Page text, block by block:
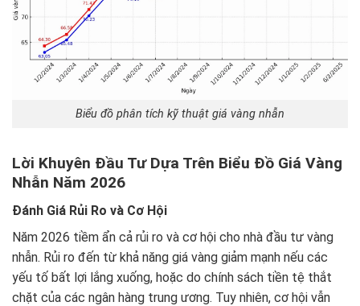
Biểu đồ phân tích kỹ thuật giá vàng nhẫn
Lời Khuyên Đầu Tư Dựa Trên Biểu Đồ Giá Vàng
Nhẫn Năm 2026
Đánh Giá Rủi Ro và Cơ Hội
Năm 2026 tiềm ẩn cả rủi ro và cơ hội cho nhà đầu tư vàng
nhẫn. Rủi ro đến từ khả năng giá vàng giảm mạnh nếu các
yếu tố bất lợi lắng xuống, hoặc do chính sách tiền tệ thắt
chặt của các ngân hàng trung ương. Tuy nhiên, cơ hội vẫn